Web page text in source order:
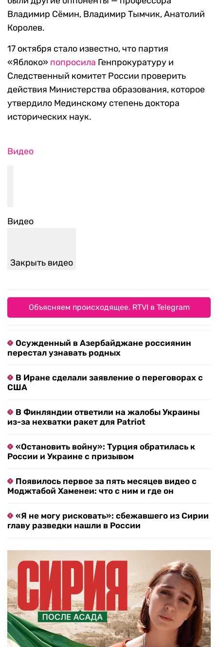
Владимир Сёмин, Владимир Тымчик, Анатолий
Королев.
17 октября стало известно, что партия
«Яблоко» попросила Генпрокуратуру и
Следственный комитет России проверить
действия Министерства образования, которое
утвердило Мединскому степень доктора
исторических наук.
Видео
Видео
Закрыть видео
Объясняем происходящее. RTVI в Telegram
Осужденный в Азербайджане россиянин
перестал узнавать родных
В Иране сделали заявление о переговорах с
США
В Финляндии ответили на жалобы Украины
из-за нехватки ракет для Patriot
«Остановить войну»: Турция обратилась к
России и Украине с призывом
Появилось первое за пять месяцев видео с
Моджтабой Хаменеи: что с ним и где он
«Я не могу рисковать»: сбежавшего из Сирии
главу разведки нашли в России